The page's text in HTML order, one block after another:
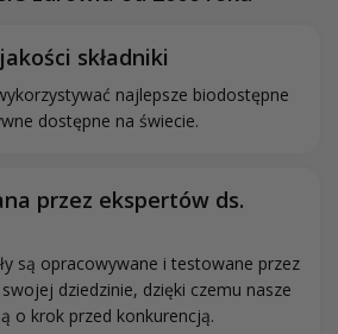
składniki
najlepsze biodostępne
dostępne na świecie.
przez ekspertów ds.
są opracowywane i testowane przez
dziedzinie, dzięki czemu nasze
o krok przed konkurencją.